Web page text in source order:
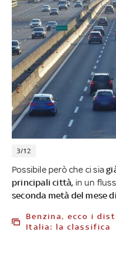
3/12
Possibile però che ci sia
principali città, in un
seconda metà del mese
Benzina, ecco i distributori più cari in tutta
Italia: la classifica